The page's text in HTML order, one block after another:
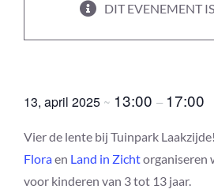
DIT EVENEMENT
13, april 2025 ~ 13:00 – 17:00
Vier de lente bij Tuinpark
Floraen Land in Zichtorganiseren
voor kinderen van 3 tot 13 jaar.